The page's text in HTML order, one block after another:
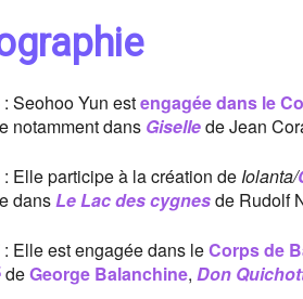
: Seohoo Yun estengagée dans le
notamment dans Gisellede Jean
: Elle participe à la création de Iolanta/
dansLe Lac des cygnesde Rudolf
: Elle est engagée dans leCorps de
deGeorge Balanchine, Don